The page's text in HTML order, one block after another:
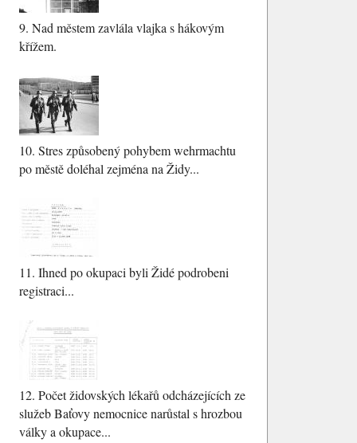
9. Nad městem zavlála vlajka s hákovým
křížem.
10. Stres způsobený pohybem wehrmachtu
po městě doléhal zejména na Židy...
11. Ihned po okupaci byli Židé podrobeni
registraci...
12. Počet židovských lékařů odcházejících ze
služeb Baťovy nemocnice narůstal s hrozbou
války a okupace...